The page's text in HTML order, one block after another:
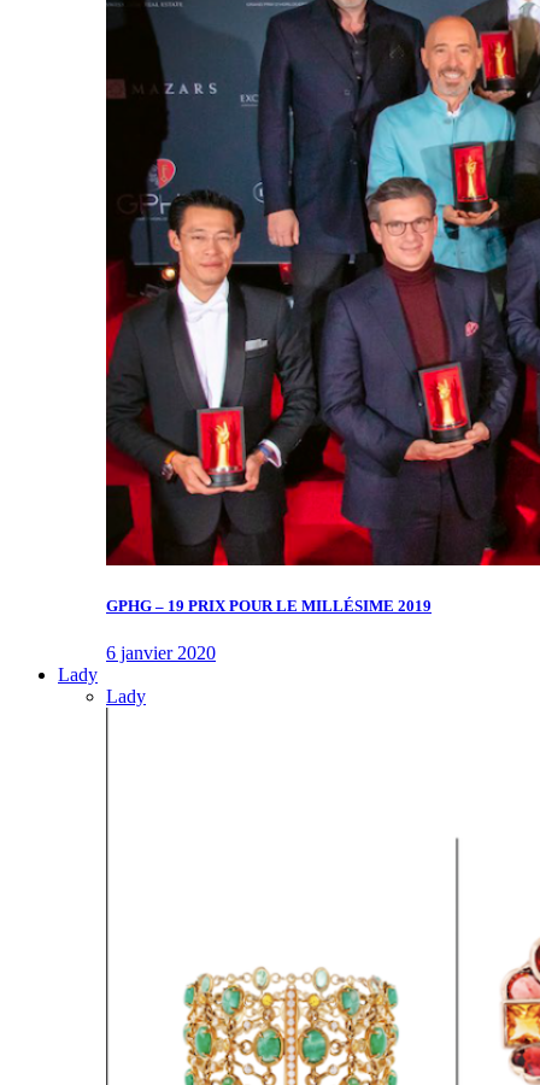
GPHG – 19 PRIX POUR LE MILLÉSIME 2019
6 janvier 2020
Lady
Lady